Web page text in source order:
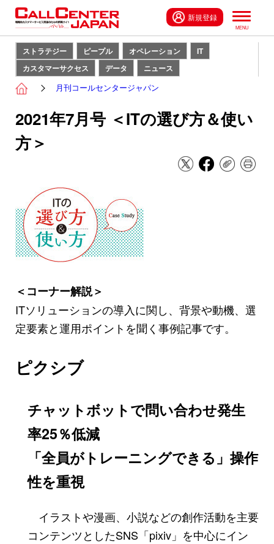
新規登録
ストラテジー ピープル オペレーション
IT
カスタマーサクセス
データ ニュース
月刊コールセンタージャパン
2021年7月号 ＜ITの選び方＆使い
方＞
＜コーナー解説＞
ITソリューションの導入に関し、背景や動機、選
定要素と運用ポイントを聞く事例記事です。
ピクシブ
チャットボットで問い合わせ発生
率25％低減
「全員がトレーニングできる」操作
性を重視
イラストや漫画、小説などの創作活動を主要
コンテンツとしたSNS「pixiv」を中心にイン